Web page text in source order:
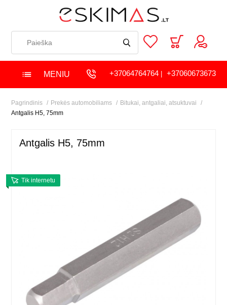
MENIU +37064764764| +37060673673
Pagrindinis Prekės automobiliams
Bitukai, antgaliai, atsuktuvai
Antgalis H5, 75mm
Antgalis H5, 75mm
Tik internetu